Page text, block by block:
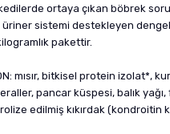
ortaya çıkan böbrek
sistemi destekleyen dengeli
pakettir.
mısır, bitkisel protein
pancar küspesi, balık
edilmiş kıkırdak (kondroitin